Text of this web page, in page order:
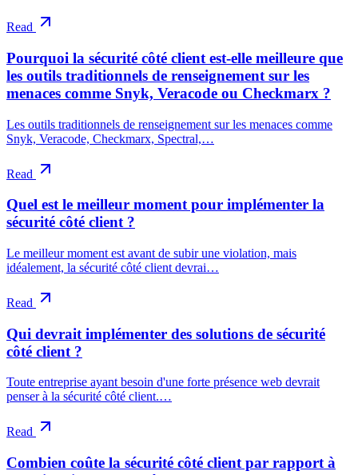
Read
Pourquoi la sécurité côté client est-elle meilleure que
les outils traditionnels de renseignement sur les
menaces comme Snyk, Veracode ou Checkmarx ?
Les outils traditionnels de renseignement sur les menaces comme
Snyk, Veracode, Checkmarx, Spectral,…
Read
Quel est le meilleur moment pour implémenter la
sécurité côté client ?
Le meilleur moment est avant de subir une violation, mais
idéalement, la sécurité côté client devrai…
Read
Qui devrait implémenter des solutions de sécurité
côté client ?
Toute entreprise ayant besoin d'une forte présence web devrait
penser à la sécurité côté client.…
Read
Combien coûte la sécurité côté client par rapport à